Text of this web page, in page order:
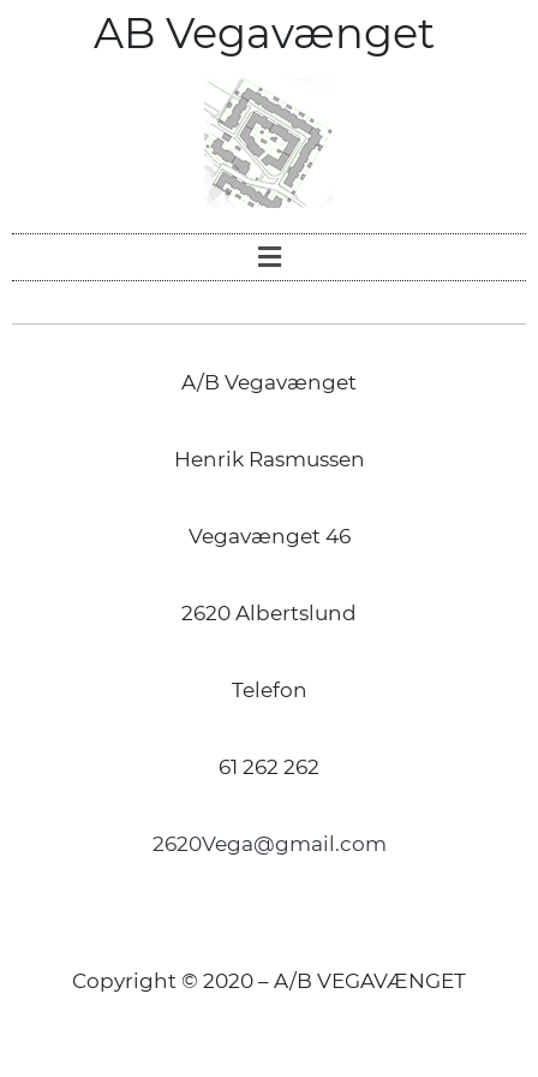
AB Vegavænget
A/B Vegavænget
Henrik Rasmussen
Vegavænget 46
2620 Albertslund
Telefon
61 262 262
2620Vega@gmail.com
Copyright © 2020 – A/B VEGAVÆNGET